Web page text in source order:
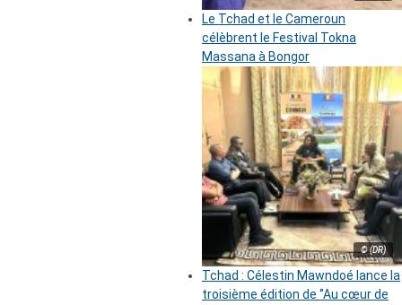
Le Tchad et le Cameroun
célèbrent le Festival Tokna
Massana à Bongor
© (DR)
Tchad : Célestin Mawndoé lance la
troisième édition de ‘’Au cœur de